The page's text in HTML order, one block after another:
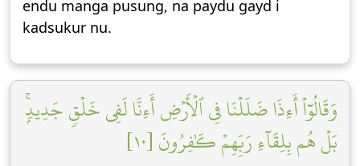
endu manga pusung, na paydu gayd i
kadsukur nu.
وَقَالُوٓاْ أَءِذَا ضَلَلۡنَا فِي ٱلۡأَرۡضِ أَءِنَّا لَفِي خَلۡقٖ جَدِيدِۭۚ
بَلۡ هُم بِلِقَآءِ رَبِّهِمۡ كَٰفِرُونَ [١٠]